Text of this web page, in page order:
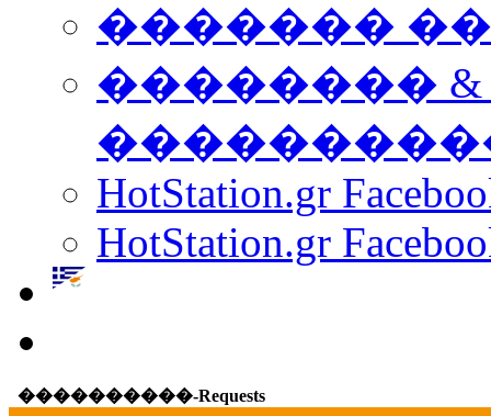
������� ���
��������
HotStation.gr
HotStation.gr
����������-Requests